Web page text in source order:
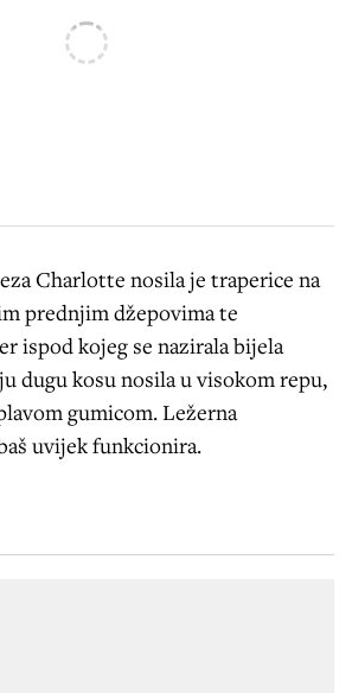
Charlotte nosila je traperice na
prednjim džepovima te
ispod kojeg se nazirala bijela
dugu kosu nosila u visokom repu,
gumicom. Ležerna
uvijek funkcionira.